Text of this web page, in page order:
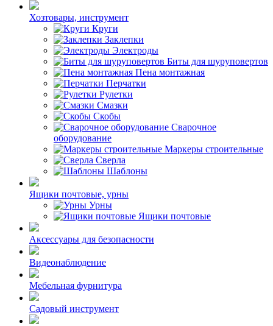
Хозтовары, инструмент
Круги
Заклепки
Электроды
Биты для шуруповертов
Пена монтажная
Перчатки
Рулетки
Смазки
Скобы
Сварочное
оборудование
Маркеры строительные
Сверла
Шаблоны
Ящики почтовые, урны
Урны
Ящики почтовые
Аксессуары для безопасности
Видеонаблюдение
Мебельная фурнитура
Садовый инструмент